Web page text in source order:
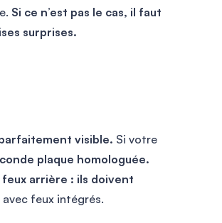
Si ce n’est pas le cas, il faut
surprises.
visible. Si votre
plaque homologuée.
arrière : ils doivent
feux intégrés.